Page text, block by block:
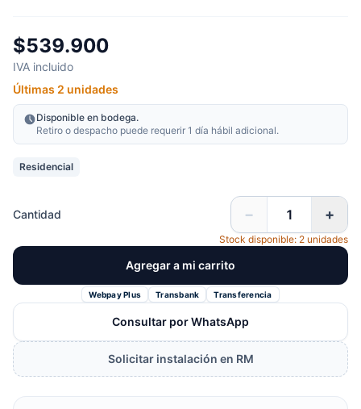
$539.900
IVA incluido
Últimas 2 unidades
Disponible en bodega.
Retiro o despacho puede requerir 1 día hábil adicional.
Residencial
Cantidad − +
Stock disponible: 2 unidades
Agregar a mi carrito
Webpay Plus Transbank Transferencia
Consultar por WhatsApp
Solicitar instalación en RM